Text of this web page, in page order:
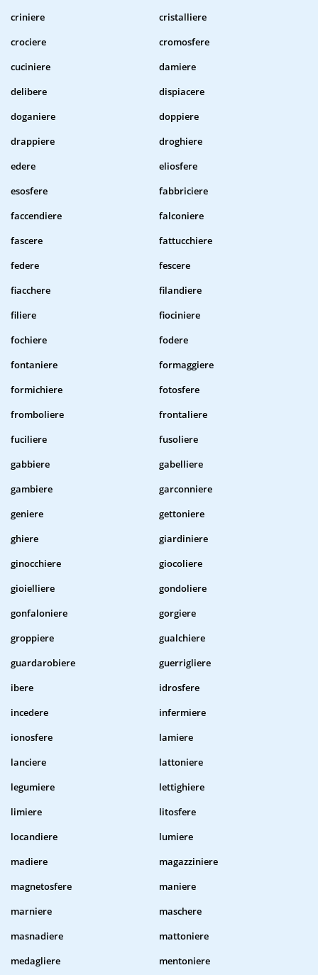
criniere
cristalliere
crociere
cromosfere
cuciniere
damiere
delibere
dispiacere
doganiere
doppiere
drappiere
droghiere
edere
eliosfere
esosfere
fabbriciere
faccendiere
falconiere
fascere
fattucchiere
federe
fescere
fiacchere
filandiere
filiere
fiociniere
fochiere
fodere
fontaniere
formaggiere
formichiere
fotosfere
fromboliere
frontaliere
fuciliere
fusoliere
gabbiere
gabelliere
gambiere
garconniere
geniere
gettoniere
ghiere
giardiniere
ginocchiere
giocoliere
gioielliere
gondoliere
gonfaloniere
gorgiere
groppiere
gualchiere
guardarobiere
guerrigliere
ibere
idrosfere
incedere
infermiere
ionosfere
lamiere
lanciere
lattoniere
legumiere
lettighiere
limiere
litosfere
locandiere
lumiere
madiere
magazziniere
magnetosfere
maniere
marniere
maschere
masnadiere
mattoniere
medagliere
mentoniere